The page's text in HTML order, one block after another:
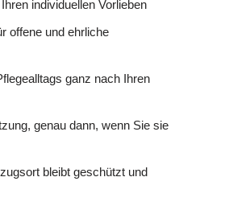
individuellen Vorlieben
offene und ehrliche
ganz nach Ihren
genau dann, wenn Sie sie
bleibt geschützt und